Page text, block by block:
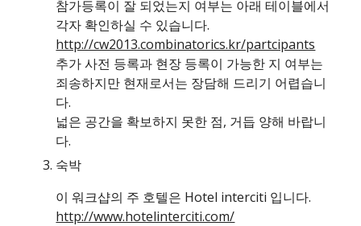
참가등록이 잘 되었는지 여부는 아래 테이블에서
각자 확인하실 수 있습니다.
http://cw2013.combinatorics.kr/partcipants
추가 사전 등록과 현장 등록이 가능한 지 여부는
죄송하지만 현재로서는 장담해 드리기 어렵습니
다.
넓은 공간을 확보하지 못한 점, 거듭 양해 바랍니
다.
숙박
http://www.hotelinterciti.com/